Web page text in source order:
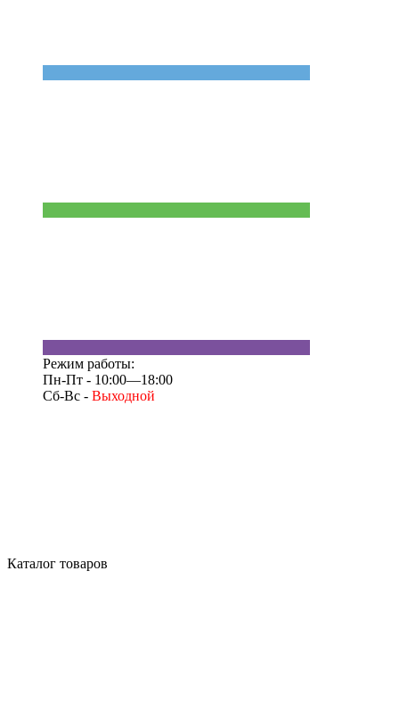
Режим работы:
Пн-Пт - 10:00—18:00
Сб-Вс - Выходной
Каталог товаров